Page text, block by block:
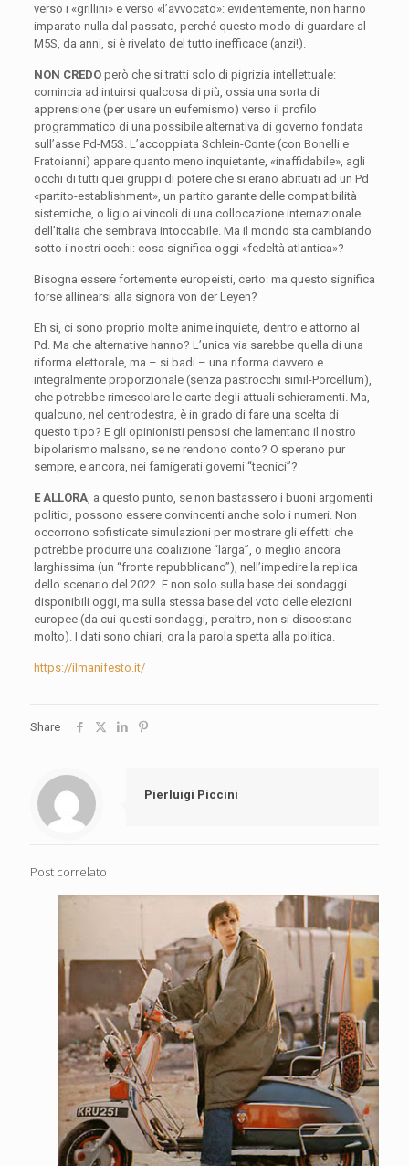
verso i «grillini» e verso «l’avvocato»: evidentemente, non hanno
imparato nulla dal passato, perché questo modo di guardare al
M5S, da anni, si è rivelato del tutto inefficace (anzi!).
NON CREDOperò che si tratti solo di pigrizia intellettuale:
comincia ad intuirsi qualcosa di più, ossia una sorta di
apprensione (per usare un eufemismo) verso il profilo
programmatico di una possibile alternativa di governo fondata
sull’asse Pd-M5S. L’accoppiata Schlein-Conte (con Bonelli e
Fratoianni) appare quanto meno inquietante, «inaffidabile», agli
occhi di tutti quei gruppi di potere che si erano abituati ad un Pd
«partito-establishment», un partito garante delle compatibilità
sistemiche, o ligio ai vincoli di una collocazione internazionale
dell’Italia che sembrava intoccabile. Ma il mondo sta cambiando
sotto i nostri occhi: cosa significa oggi «fedeltà atlantica»?
Bisogna essere fortemente europeisti, certo: ma questo significa
forse allinearsi alla signora von der Leyen?
Eh sì, ci sono proprio molte anime inquiete, dentro e attorno al
Pd. Ma che alternative hanno? L’unica via sarebbe quella di una
riforma elettorale, ma – si badi – una riforma davvero e
integralmente proporzionale (senza pastrocchi simil-Porcellum),
che potrebbe rimescolare le carte degli attuali schieramenti. Ma,
qualcuno, nel centrodestra, è in grado di fare una scelta di
questo tipo? E gli opinionisti pensosi che lamentano il nostro
bipolarismo malsano, se ne rendono conto? O sperano pur
sempre, e ancora, nei famigerati governi “tecnici”?
E ALLORA, a questo punto, se non bastassero i buoni argomenti
politici, possono essere convincenti anche solo i numeri. Non
occorrono sofisticate simulazioni per mostrare gli effetti che
potrebbe produrre una coalizione “larga”, o meglio ancora
larghissima (un “fronte repubblicano”), nell’impedire la replica
dello scenario del 2022. E non solo sulla base dei sondaggi
disponibili oggi, ma sulla stessa base del voto delle elezioni
europee (da cui questi sondaggi, peraltro, non si discostano
molto). I dati sono chiari, ora la parola spetta alla politica.
https://ilmanifesto.it/
Share
Pierluigi Piccini
Post correlato